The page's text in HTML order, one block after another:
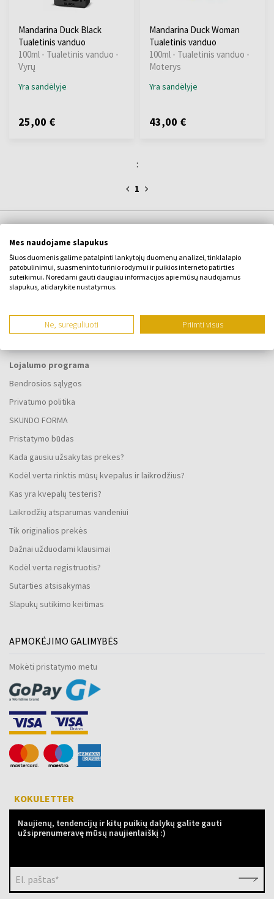
Mandarina Duck Black
Tualetinis vanduo
100ml - Tualetinis vanduo -
Vyrų
Yra sandėlyje
25,00 €
Mandarina Duck Woman
Tualetinis vanduo
100ml - Tualetinis vanduo -
Moterys
Yra sandėlyje
43,00 €
:
1
APIE ĮMONĘ
Apie mus
KONTAKTINĖ FORMA
Lojalumo programa
Bendrosios sąlygos
Privatumo politika
SKUNDO FORMA
Pristatymo būdas
Kada gausiu užsakytas prekes?
Kodėl verta rinktis mūsų kvepalus ir laikrodžius?
Kas yra kvepalų testeris?
Laikrodžių atsparumas vandeniui
Tik originalios prekės
Dažnai užduodami klausimai
Kodėl verta registruotis?
Sutarties atsisakymas
Slapukų sutikimo keitimas
APMOKĖJIMO GALIMYBĖS
Mokėti pristatymo metu
KOKULETTER
Naujienų, tendencijų ir kitų puikių dalykų galite gauti
užsiprenumeravę mūsų naujienlaiškį :)
El. paštas*
Mes naudojame slapukus
Šiuos duomenis galime patalpinti lankytojų duomenų analizei, tinklalapio
patobulinimui, suasmeninto turinio rodymui ir puikios interneto patirties
suteikimui. Norėdami gauti daugiau informacijos apie mūsų naudojamus
slapukus, atidarykite nustatymus.
Ne, sureguliuoti Priimti visus